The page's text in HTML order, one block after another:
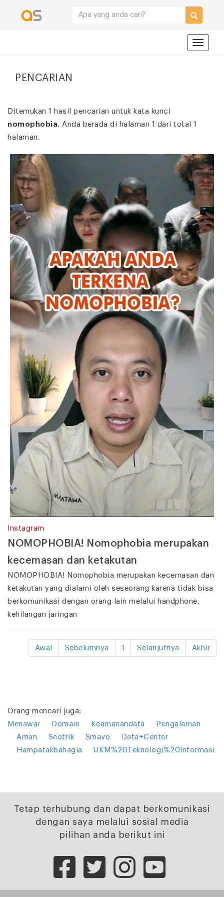
PENCARIAN
Ditemukan 1 hasil pencarian untuk kata kunci
nomophobia. Anda berada di halaman 1 dari total 1
halaman.
Instagram
NOMOPHOBIA! Nomophobia merupakan
kecemasan dan ketakutan
NOMOPHOBIA! Nomophobia merupakan kecemasan dan
ketakutan yang dialami oleh seseorang karena tidak bisa
berkomunikasi dengan orang lain melalui handphone,
kehilangan jaringan
Awal Sebelumnya 1 Selanjutnya Akhir
Orang mencari juga:
Menawar
Domain Keamanandata
Pengalaman
Aman
Seotrik Smavo
Data+Center
Hampatakbahagia
UKM%20Teknologi%20Informasi
Tetap terhubung dan dapat berkomunikasi
dengan saya melalui sosial media
pilihan anda berikut ini